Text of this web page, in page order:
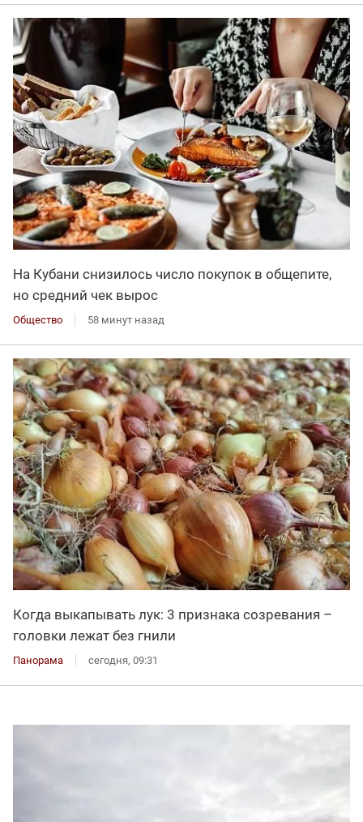
На Кубани снизилось число покупок в общепите,
но средний чек вырос
Общество 58 минут назад
Когда выкапывать лук: 3 признака созревания –
головки лежат без гнили
Панорама сегодня, 09:31